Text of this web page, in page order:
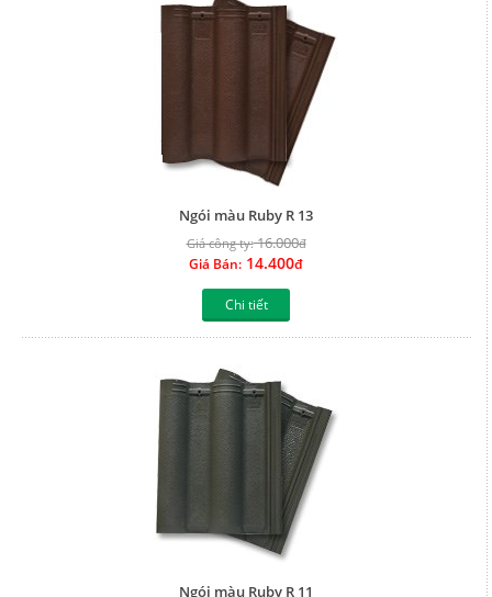
Ngói màu Ruby R 13
Giá công ty:16.000đ
Giá Bán: 14.400đ
Chi tiết
Ngói màu Ruby R 11